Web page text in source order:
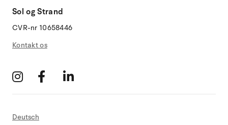
Sol og Strand
CVR-nr 10658446
Kontakt os
Deutsch